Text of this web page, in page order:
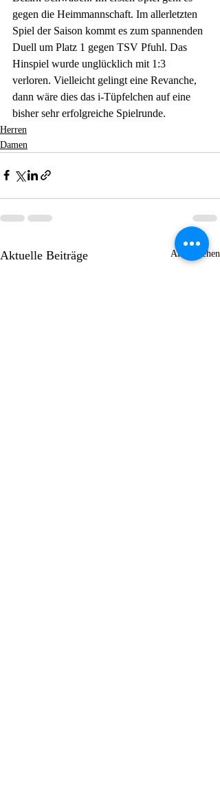
gegen die Heimmannschaft. Im allerletzten
Spiel der Saison kommt es zum spannenden
Duell um Platz 1 gegen TSV Pfuhl. Das
Hinspiel wurde unglücklich mit 1:3
verloren. Vielleicht gelingt eine Revanche,
dann wäre dies das i-Tüpfelchen auf eine
bisher sehr erfolgreiche Spielrunde.
Herren
Damen
Aktuelle Beiträge Alle ansehen